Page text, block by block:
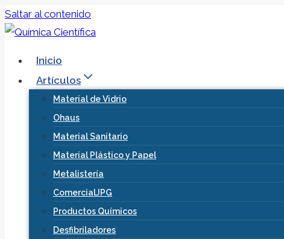
Saltar al contenido
Inicio
Artículos
Material de Vidrio
Ohaus
Material Sanitario
Material Plástico y Papel
Metalistería
ComercialJPG
Productos Químicos
Desfibriladores